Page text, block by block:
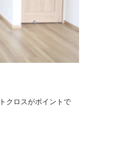
クロスがポイントで